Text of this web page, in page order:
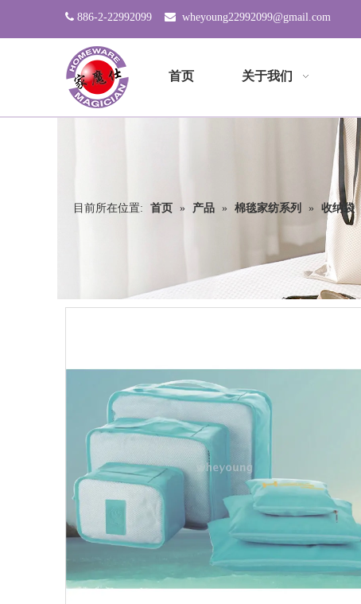
 886-2-22992099  wheyoung22992099@gmail.com
首页 关于我们
目前所在位置: 首页 » 产品 » 棉毯家纺系列 » 收纳袋